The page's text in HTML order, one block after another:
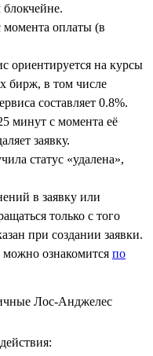
момента оплаты (в
ориентируется на курсы
бирж, в том числе
составляет 0.8%.
минут с момента её
заявку.
статус «удалена»,
в заявку или
только с того
при создании заявки.
можно ознакомится по
Лос-Анджелес